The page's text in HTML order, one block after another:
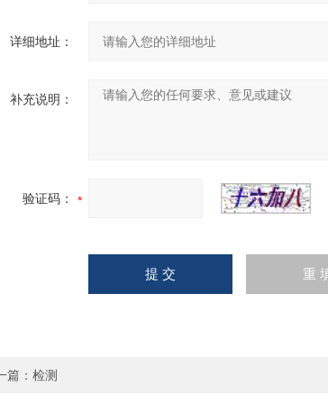
详细地址：
补充说明：
验证码：
篇： 检测